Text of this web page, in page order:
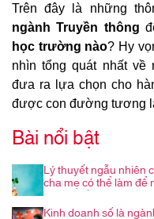
Trên đây là những
ngành Truyền thông
học trường nào? Hy
nhìn tổng quát nhất về
đưa ra lựa chọn cho
được con đường tương
Bài nổi bật
Lý thuyết ngẫu nhiên
cha mẹ có thể làm để
trình nghề nghiệp
Kinh doanh số là